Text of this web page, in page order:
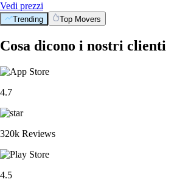
Vedi prezzi
Trending Top Movers
Cosa dicono i nostri clienti
4.7
320k Reviews
4.5